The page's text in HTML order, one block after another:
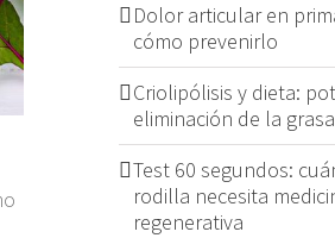
Dolor articular en
cómo prevenirlo
Criolipólisis y dieta:
eliminación de la
Test 60 segundos:
rodilla necesita
regenerativa